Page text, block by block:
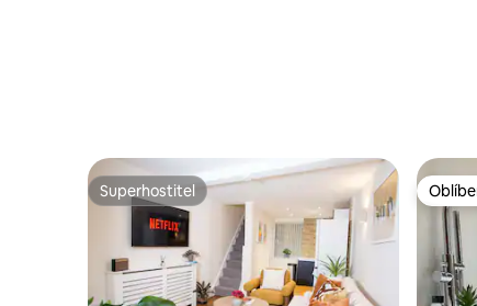
Superhostitel
Superhostitel